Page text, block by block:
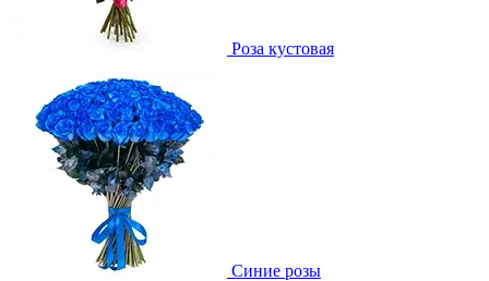
Роза кустовая
Синие розы